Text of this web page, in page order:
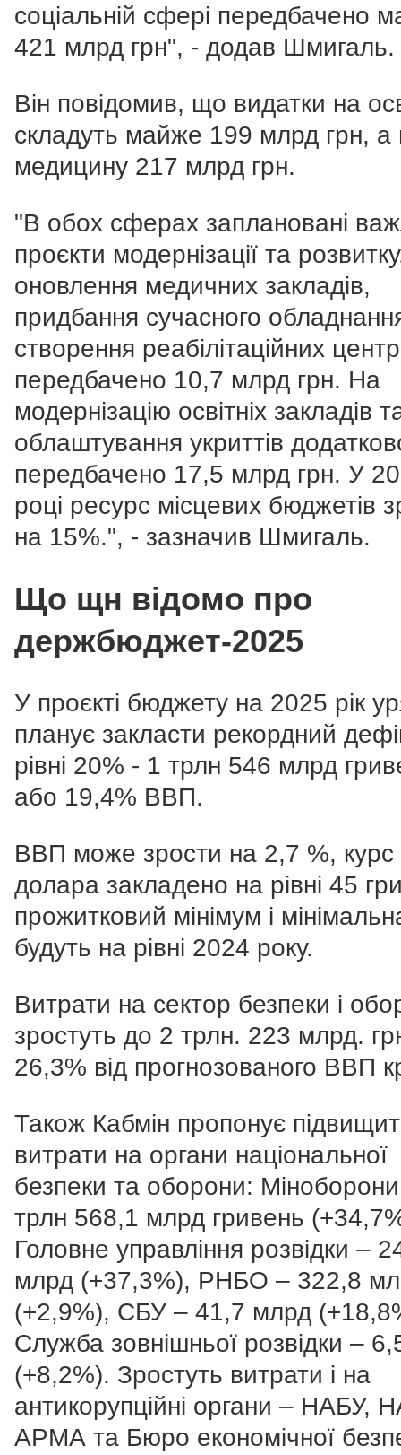
соціальній сфері передбачено
421 млрд грн", - додав Шмигаль.
Він повідомив, що видатки на
складуть майже 199 млрд грн, а
медицину 217 млрд грн.
"В обох сферах заплановані
проєкти модернізації та
оновлення медичних закладів,
придбання сучасного
створення реабілітаційних
передбачено 10,7 млрд грн. На
модернізацію освітніх закладів
облаштування укриттів
передбачено 17,5 млрд грн. У
році ресурс місцевих бюджетів
на 15%.", - зазначив Шмигаль.
Що щн відомо про
держбюджет-2025
У проєкті бюджету на 2025 рік
планує закласти рекордний
рівні 20% - 1 трлн 546 млрд
або 19,4% ВВП.
ВВП може зрости на 2,7 %, курс
долара закладено на рівні 45
прожитковий мінімум і
будуть на рівні 2024 року.
Витрати на сектор безпеки і
зростуть до 2 трлн. 223 млрд.
26,3% від прогнозованого ВВП
Також Кабмін пропонує
витрати на органи національної
безпеки та оборони:
трлн 568,1 млрд гривень
Головне управління розвідки –
млрд (+37,3%), РНБО – 322,8
(+2,9%), СБУ – 41,7 млрд
Служба зовнішньої розвідки –
(+8,2%). Зростуть витрати і на
антикорупційні органи – НАБУ,
АРМА та Бюро економічної